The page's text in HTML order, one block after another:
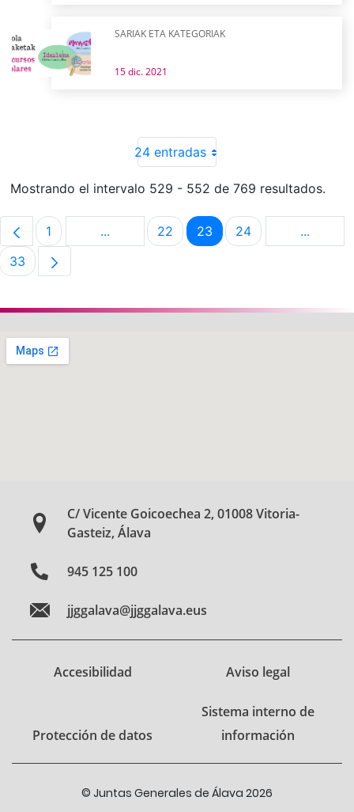
SARIAK ETA KATEGORIAK
15 dic. 2021
24 entradas
Mostrando el intervalo 529 - 552 de 769 resultados.
Página
1 ...Páginas intermedias Use TAB para
Página
22 Página
23 Página
24 ...
Página
33
C/ Vicente Goicoechea 2, 01008 Vitoria-
Gasteiz, Álava
945 125 100
jjggalava@jjggalava.eus
Accesibilidad Aviso legal
Protección de datos
Sistema interno de
información
© Juntas Generales de Álava 2026